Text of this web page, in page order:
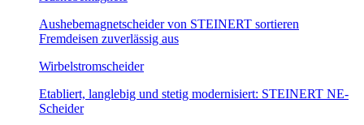
Aushebemagnetscheider von STEINERT sortieren
Fremdeisen zuverlässig aus
Wirbelstromscheider
Etabliert, langlebig und stetig modernisiert: STEINERT NE-
Scheider